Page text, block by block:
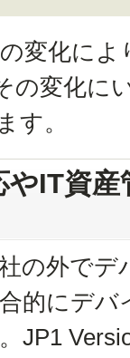
変化に
の変化に
す。
IT資
の外で
的にデ
JP1